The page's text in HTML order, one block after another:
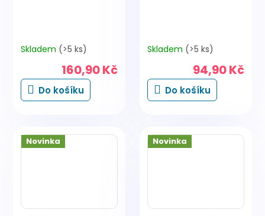
Skladem (>5 ks)
160,90 Kč
Do košíku
Skladem (>5 ks)
94,90 Kč
Do košíku
Novinka Novinka